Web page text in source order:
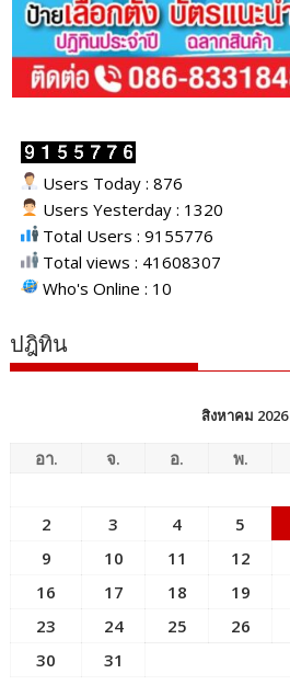
Users Today : 876
Users Yesterday : 1320
Total Users : 9155776
Total views : 41608307
Who's Online : 10
ปฎิทิน
สิงหาคม 2026
อา. จ. อ. พ.
2
3 4 5
9
10 11 12
16
17 18 19
23
24 25 26
30
31